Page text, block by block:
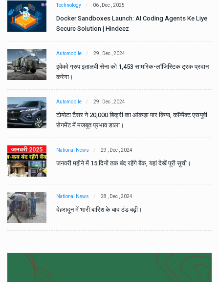
Technology 06 , Dec , 2025
Docker Sandboxes Launch: AI Coding Agents Ke Liye
Secure Solution | Hindeez
Automobile 29 , Dec , 2024
इवेको ग्रुप इतालवी सेना को 1,453 सामरिक-लॉजिस्टिक ट्रक प्रदान
करेगा।
Automobile 29 , Dec , 2024
टोयोटा टैसर ने 20,000 बिक्री का आंकड़ा पार किया, कॉम्पैक्ट एसयूवी
सेगमेंट में मजबूत प्रभाव डाला।
National News 29 , Dec , 2024
जनवरी महीने में 15 दिनों तक बंद रहेंगे बैंक, यहां देखें पूरी सूची।
National News 28 , Dec , 2024
देहरादून में भारी बारिश के बाद ठंड बढ़ी।